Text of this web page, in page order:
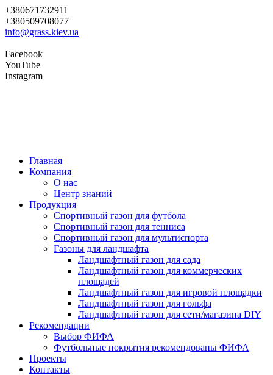
+380671732911
+380509708077
info@grass.kiev.ua
Facebook
YouTube
Instagram
Главная
Компания
О нас
Центр знаний
Продукция
Cпортивный газон для футбола
Cпортивный газон для тенниса
Cпортивный газон для мультиспорта
Газоны для ландшафта
Ландшафтный газон для сада
Ландшафтный газон для коммерческих
площадей
Ландшафтный газон для игровой площадки
Ландшафтный газон для гольфа
Ландшафтный газон для сети/магазина DIY
Рекомендации
Выбор ФИФА
Футбольные покрытия рекомендованы ФИФА
Проекты
Контакты